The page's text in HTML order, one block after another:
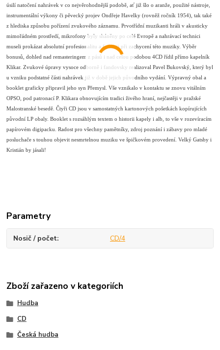
úsilí natočení nahrávek v co nejvěrohodnější podobě, ať již šlo o aranže, použité nástroje,
instrumentální výkony či pěvecký projev Ondřeje Havelky (rovněž ročník 1954), tak také
z hlediska způsobu pořízení zvukového záznamu. Prvotřídní muzikanti hráli v akusticky
mimořádném prostředí, mikrofony byly sháněny po celé Evropě a nahrávací technici
museli prokázat absolutní profesionalitu a fantazii při zachycení této muziky.Výběr
bonusů, dohled nad remasteringem z pásů i nad celou podobou 4CD řídil přímo kapelník
Klikar. Zvukové úpravy vysoce odborně i fandovsky realizoval Pavel Bukovský, který byl
u vzniku podstatné části nahrávek již v době jejich původního vydání. Výpravný obal a
booklet graficky připravil jeho syn Přemysl. Vše vznikalo v kontaktu se znovu vitálním
OPSO, pod patronací P. Klikara obnovujícím tradici živého hraní, nejčastěji v pražské
Malostranské besedě. Čtyři CD jsou v samostatných kartonových pošetkách kopírujících
původní LP obaly. Booklet s rozsáhlým textem o historii kapely i alb, to vše v rozevíracím
papírovém digipacku. Radost pro všechny pamětníky, zdroj poznání i zábavy pro mladé
posluchače s touhou objevit nesmrtelnou muziku ve špičkovém provedení. Velký Gatsby i
Kristián by jásali!
Parametry
Nosič / počet CD/4
Zboží zařazeno v kategoriích
Hudba
CD
Česká hudba